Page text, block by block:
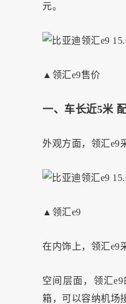
元。
▲领汇e9售价
一、车长近5米
外观方面，领汇e9
▲领汇e9
在内饰上，领汇e9
空间层面，领汇
箱，可以容纳机场